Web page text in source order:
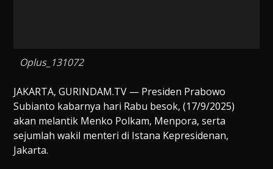
Oplus_131072
JAKARTA, GURINDAM.TV — Presiden Prabowo
Subianto kabarnya hari Rabu besok, (17/9/2025)
akan melantik Menko Polkam, Menpora, serta
sejumlah wakil menteri di Istana Kepresidenan,
Jakarta.